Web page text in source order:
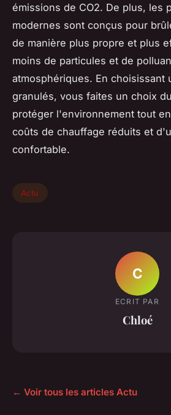
émissions de CO2. De plus, les
modernes sont conçus pour
de manière plus propre et plus
moins de particules et de
atmosphériques. En choisissant
granulés, vous faites un choix
protéger l'environnement tout
coûts de chauffage réduits et
confortable.
Actu
C
ECRIT PAR
Chloé
← Voir tous les articles Actu